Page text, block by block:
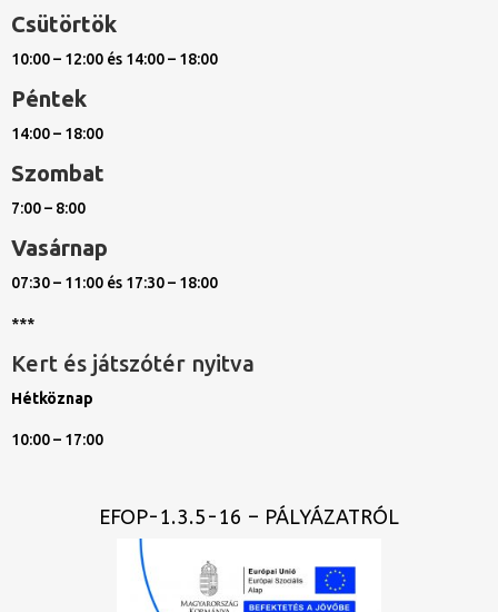
Csütörtök
10:00 – 12:00 és 14:00 – 18:00
Péntek
14:00 – 18:00
Szombat
7:00 – 8:00
Vasárnap
07:30 – 11:00 és 17:30 – 18:00
***
Kert és játszótér nyitva
Hétköznap
10:00 – 17:00
EFOP-1.3.5-16 – PÁLYÁZATRÓL